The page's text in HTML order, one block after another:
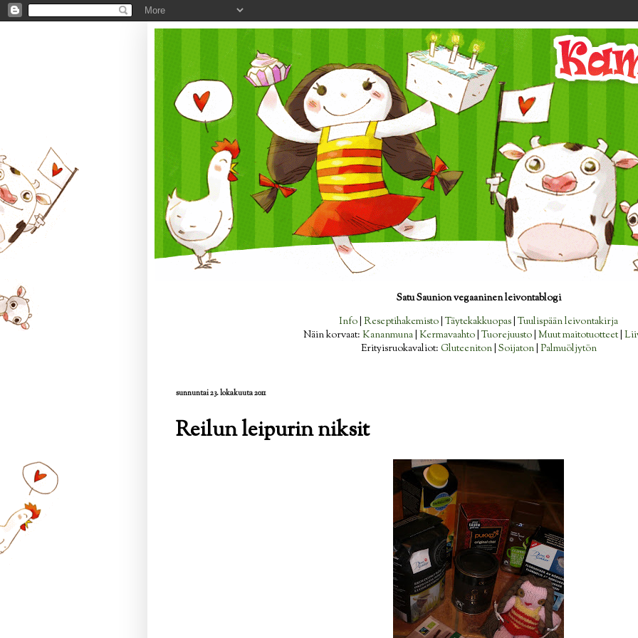
Satu Saunion vegaaninen leivontablogi
Info Reseptihakemisto |Täytekakkuopas |Tuulispään leivontakirja
Näin korvaat: Kananmuna Kermavaahto |Tuorejuusto Muut maitotuotteet|
Erityisruokavaliot: Gluteeniton| Soijaton| Palmuöljytön
sunnuntai 23. lokakuuta 2011
Reilun leipurin niksit